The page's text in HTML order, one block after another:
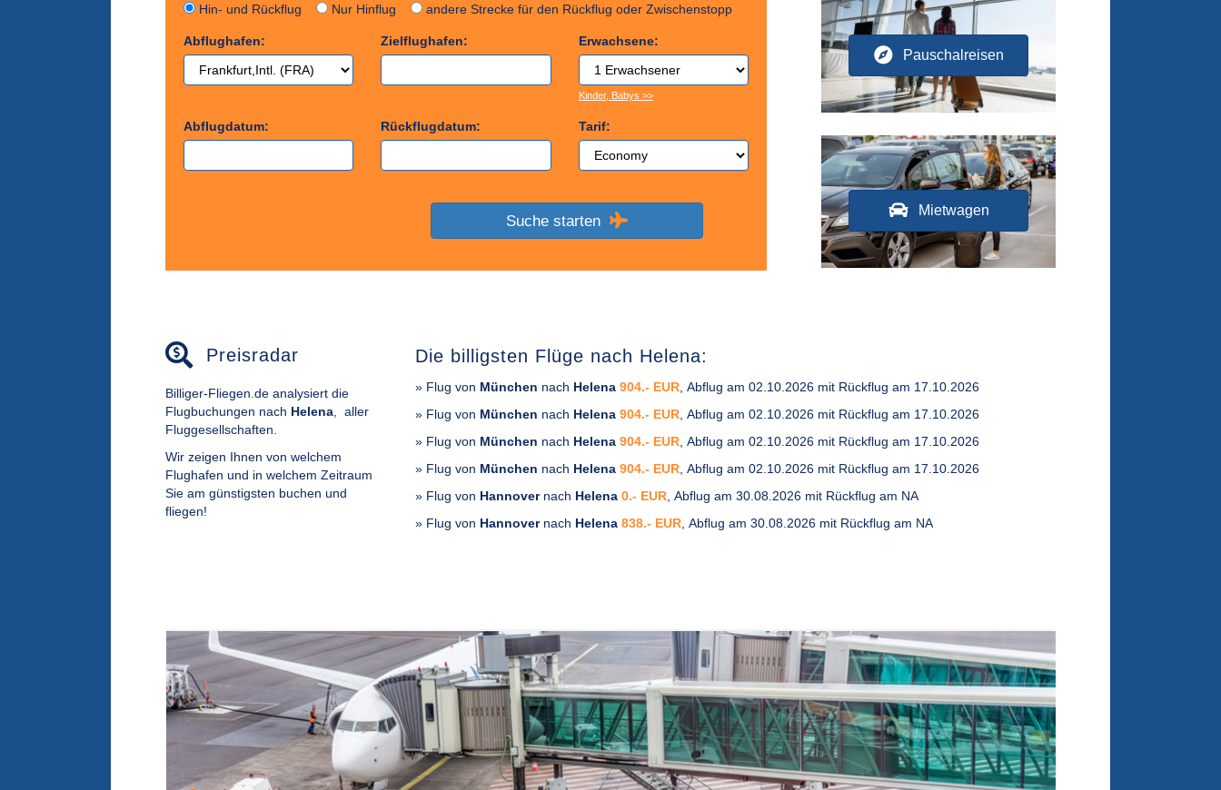
Hin- und Rückflug Nur Hinflug andere Strecke für den Rückflug oder Zwischenstopp
Abflughafen: Zielflughafen: Erwachsene:
Kinder, Babys >>
Abflugdatum: Rückflugdatum: Tarif:
Pauschalreisen
Mietwagen
Preisradar
Billiger-Fliegen.de analysiert die
Flugbuchungen nach Helena, aller
Fluggesellschaften.
Wir zeigen Ihnen von welchem
Flughafen und in welchem Zeitraum
Sie am günstigsten buchen und
fliegen!
Die billigsten Flüge nach Helena:
» Flug von München nach Helena 904.- EUR, Abflug am 02.10.2026 mit Rückflug am 17.10.2026
» Flug von München nach Helena 904.- EUR, Abflug am 02.10.2026 mit Rückflug am 17.10.2026
» Flug von München nach Helena 904.- EUR, Abflug am 02.10.2026 mit Rückflug am 17.10.2026
» Flug von München nach Helena 904.- EUR, Abflug am 02.10.2026 mit Rückflug am 17.10.2026
» Flug von Hannovernach Helena 0.- EUR, Abflug am 30.08.2026 mit Rückflug am NA
» Flug von Hannovernach Helena 838.- EUR, Abflug am 30.08.2026 mit Rückflug am NA